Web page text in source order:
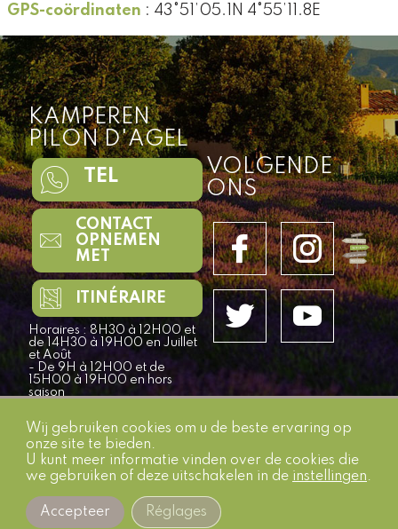
GPS-coördinaten : 43°51’05.1N 4°55’11.8E
KAMPEREN
PILON D'AGEL
TEL
CONTACT
OPNEMEN
MET
ITINÉRAIRE
Horaires : 8H30 à 12H00 et
de 14H30 à 19H00 en Juillet
et Août
- De 9H à 12H00 et de
15H00 à 19H00 en hors
saison
VOLGENDE
ONS
©2026CAMPING LE PILON D'AGELPARGEEK TONIC -
AGENCE WEB & SOCIAL MEDIA
PRIVACYBELEID
Wij gebruiken cookies om u de beste ervaring op
onze site te bieden.
U kunt meer informatie vinden over de cookies die
we gebruiken of deze uitschakelen in de instellingen.
Accepteer Réglages
Discutez avec nous